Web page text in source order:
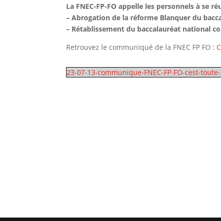
La FNEC-FP-FO appelle les personnels à
– Abrogation de la réforme Blanquer du
– Rétablissement du baccalauréat national
Retrouvez le communiqué de la FNEC FP FO :
23-07-13-communique-FNEC-FP-FO-cest-